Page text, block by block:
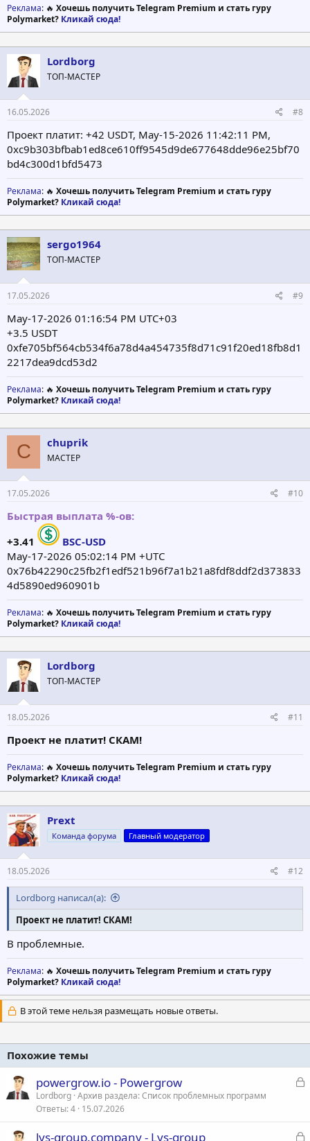
Реклама: 🔥 Хочешь получить Telegram Premium и стать гуру
Polymarket? Кликай сюда!
Lordborg
ТОП-МАСТЕР
16.05.2026 #8
Проект платит: +42 USDT, May-15-2026 11:42:11 PM,
0xc9b303bfbab1ed8ce610ff9545d9de677648dde96e25bf70
bd4c300d1bfd5473
Реклама: 🔥 Хочешь получить Telegram Premium и стать гуру
Polymarket? Кликай сюда!
sergo1964
ТОП-МАСТЕР
17.05.2026 #9
May-17-2026 01:16:54 PM UTC+03
+3.5 USDT
0xfe705bf564cb534f6a78d4a454735f8d71c91f20ed18fb8d1
2217dea9dcd53d2
Реклама: 🔥 Хочешь получить Telegram Premium и стать гуру
Polymarket? Кликай сюда!
C chuprik
МАСТЕР
17.05.2026 #10
Быстрая выплата %-ов:
+3.41
BSC-USD
May-17-2026 05:02:14 PM +UTC
0x76b42290c25fb2f1edf521b96f7a1b21a8fdf8ddf2d373833
4d5890ed960901b
Реклама: 🔥 Хочешь получить Telegram Premium и стать гуру
Polymarket? Кликай сюда!
Lordborg
ТОП-МАСТЕР
18.05.2026 #11
Проект не платит! СКАМ!
Реклама: 🔥 Хочешь получить Telegram Premium и стать гуру
Polymarket? Кликай сюда!
Prext
Команда форума Главный модератор
18.05.2026 #12
Lordborg написал(а):
Проект не платит! СКАМ!
В проблемные.
Реклама: 🔥 Хочешь получить Telegram Premium и стать гуру
Polymarket? Кликай сюда!
В этой теме нельзя размещать новые ответы.
Похожие темы
З
powergrow.io - Powergrow
Lordborg Архив раздела: Список проблемных программ
Ответы 4 15.07.2026
З
lys-group.company - Lys-group